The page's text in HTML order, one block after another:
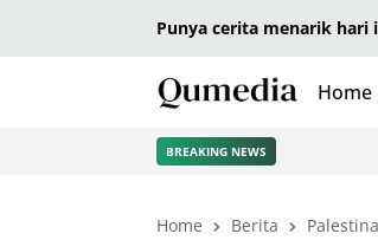
Punya cerita menarik hari
Home
BREAKING NEWS
Home Berita Palestina